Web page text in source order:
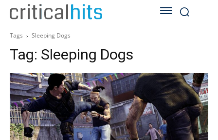
Tags Sleeping Dogs
Tag: Sleeping Dogs